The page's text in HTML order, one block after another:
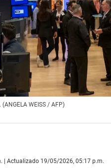
WEISS / AFP)
| Actualizado 19/05/2026, 05:17 p.m.